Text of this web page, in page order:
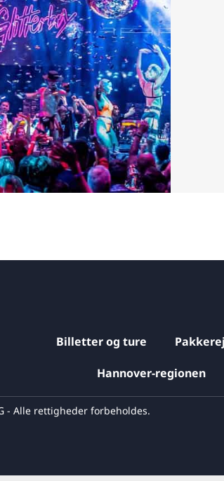
Billetter og ture
Hannover-regionen
- Alle rettigheder forbeholdes.